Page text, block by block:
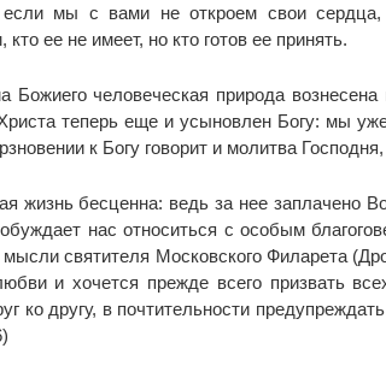
мы с вами не откроем свои
кто ее не имеет, но кто готов ее принять.
человеческая природа
теперь еще и усыновлен Богу: мы
к Богу говорит и молитва
жизнь бесценна: ведь за нее
нас относиться с особым
святителя Московского Филарета
и хочется прежде всего призвать
ко другу, в почтительности